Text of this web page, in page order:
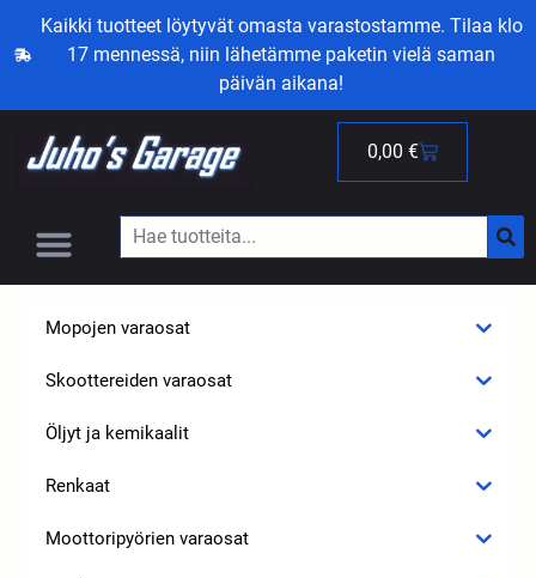
Kaikki tuotteet löytyvät omasta varastostamme. Tilaa klo
17 mennessä, niin lähetämme paketin vielä saman
päivän aikana!
0,00 €
Mopojen varaosat
Skoottereiden varaosat
Öljyt ja kemikaalit
Renkaat
Moottoripyörien varaosat